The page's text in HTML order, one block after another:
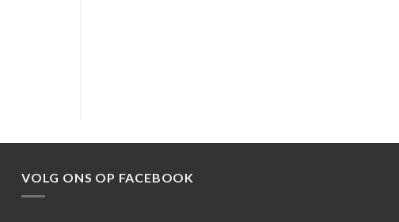
VOLG ONS OP FACEBOOK